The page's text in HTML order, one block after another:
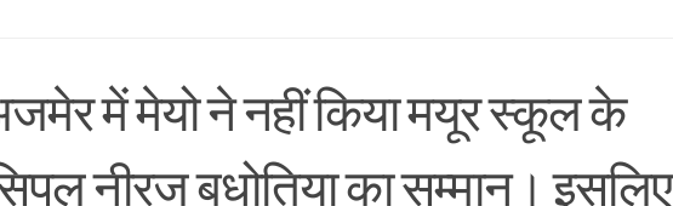
में मेयो ने नहीं किया मयूर स्कूल के
नीरज बधोतिया का सम्मान। इसलिए